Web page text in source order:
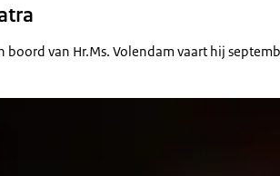
boord van Hr.Ms. Volendam vaart hij
Bas Groen met zwart-witfoto's in handen.